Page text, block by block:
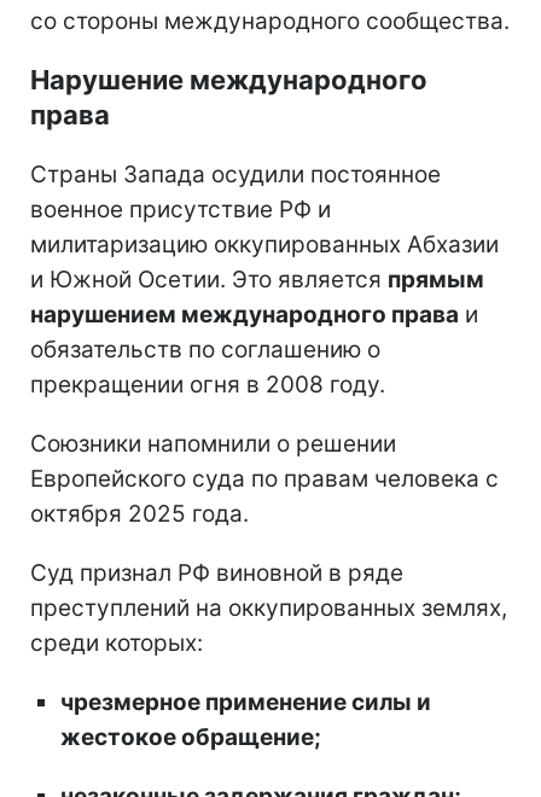
со стороны международного сообщества.
Нарушение международного
права
Страны Запада осудили постоянное
военное присутствие РФ и
милитаризацию оккупированных Абхазии
и Южной Осетии. Это является прямым
нарушением международного права и
обязательств по соглашению о
прекращении огня в 2008 году.
Союзники напомнили о решении
Европейского суда по правам человека с
октября 2025 года.
Суд признал РФ виновной в ряде
преступлений на оккупированных землях,
среди которых:
чрезмерное применение силы и
жестокое обращение;